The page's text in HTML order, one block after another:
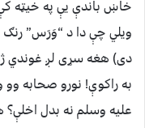
خاښ باندې يې په خيټه
ويلي چې دا د “وَرَس” رنګ
دى) هغه سړى لږ غوندي
به راکوې! نورو صحابه وو
عليه وسلم نه بدل